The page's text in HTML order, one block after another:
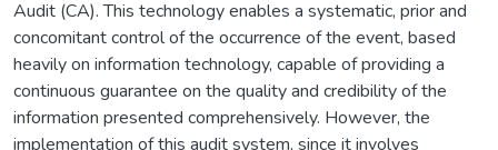
Audit (CA). This technology enables a systematic, prior and
concomitant control of the occurrence of the event, based
heavily on information technology, capable of providing a
continuous guarantee on the quality and credibility of the
information presented comprehensively. However, the
implementation of this audit system, since it involves